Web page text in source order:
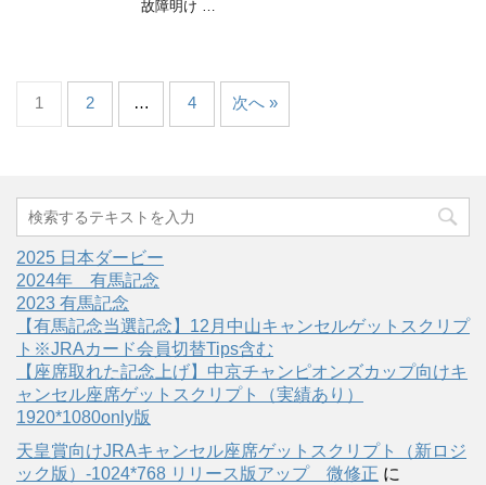
故障明け …
1 2 … 4 次へ »
2025 日本ダービー
2024年 有馬記念
2023 有馬記念
【有馬記念当選記念】12月中山キャンセルゲットスクリプ
ト※JRAカード会員切替Tips含む
【座席取れた記念上げ】中京チャンピオンズカップ向けキ
ャンセル座席ゲットスクリプト（実績あり）
1920*1080only版
天皇賞向けJRAキャンセル座席ゲットスクリプト（新ロジ
ック版）-1024*768 リリース版アップ 微修正 に